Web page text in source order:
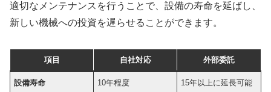
適切なメンテナンスを行うことで、設備の寿命を延ばし、
新しい機械への投資を遅らせることができます。
項目 自社対応 外部委託
設備寿命 10年程度 15年以上に延長可能